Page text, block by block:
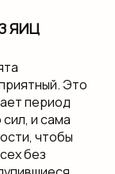
ЯИЦ
Это
период
и сама
чтобы
без